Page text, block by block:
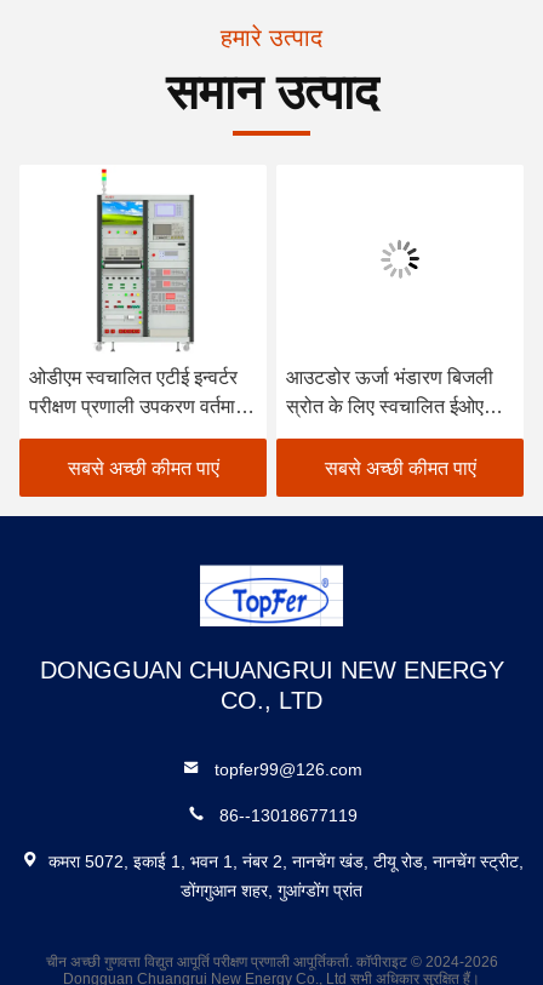
हमारे उत्पाद
समान उत्पाद
ओडीएम स्वचालित एटीई इन्वर्टर
परीक्षण प्रणाली उपकरण वर्तमान
शक्ति
सबसे अच्छी कीमत पाएं
आउटडोर ऊर्जा भंडारण बिजली
स्रोत के लिए स्वचालित ईओएल
परीक्षण उपकरण एटीई
सबसे अच्छी कीमत पाएं
DONGGUAN CHUANGRUI NEW ENERGY
CO., LTD
topfer99@126.com
86--13018677119
कमरा 5072, इकाई 1, भवन 1, नंबर 2, नानचेंग खंड, टीयू रोड, नानचेंग स्ट्रीट,
डोंगगुआन शहर, गुआंग्डोंग प्रांत
चीन अच्छी गुणवत्ता विद्युत आपूर्ति परीक्षण प्रणाली आपूर्तिकर्ता. कॉपीराइट © 2024-2026
Dongguan Chuangrui New Energy Co., Ltd सभी अधिकार सुरक्षित हैं।